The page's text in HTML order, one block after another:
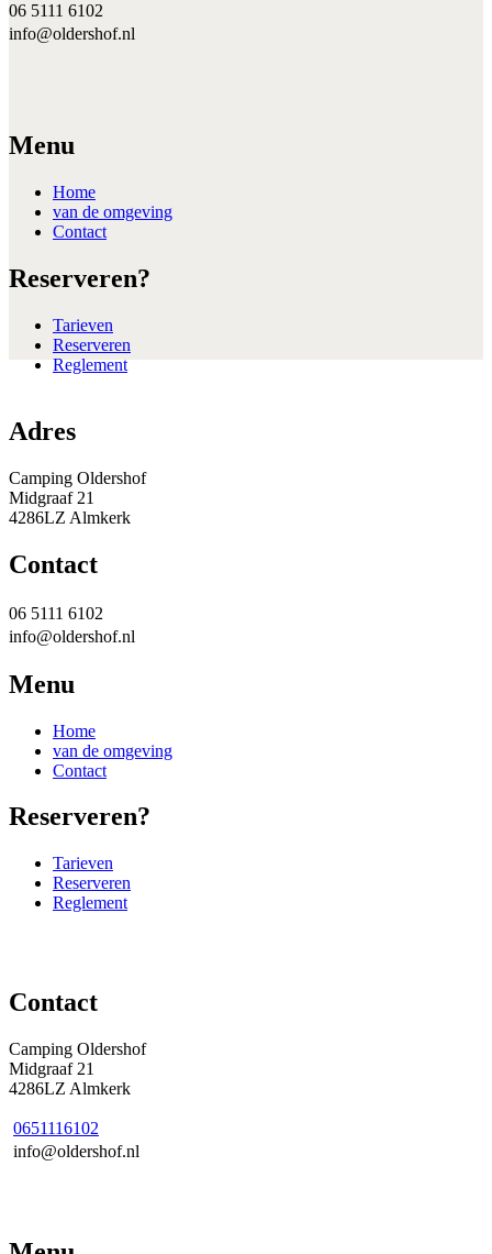
06 5111 6102
info@oldershof.nl
Menu
Home
van de omgeving
Contact
Reserveren?
Tarieven
Reserveren
Reglement
Adres
Camping Oldershof
Midgraaf 21
4286LZ Almkerk
Contact
06 5111 6102
info@oldershof.nl
Menu
Home
van de omgeving
Contact
Reserveren?
Tarieven
Reserveren
Reglement
Contact
Camping Oldershof
Midgraaf 21
4286LZ Almkerk
0651116102
info@oldershof.nl